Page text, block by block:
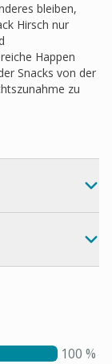
bleiben,
Hirsch nur
Happen
Snacks von der
zu
100 %